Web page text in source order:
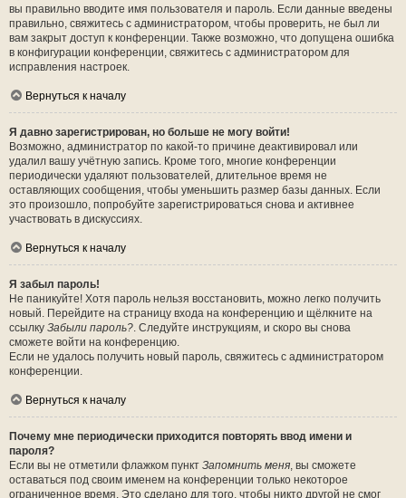
вы правильно вводите имя пользователя и пароль. Если данные введены
правильно, свяжитесь с администратором, чтобы проверить, не был ли
вам закрыт доступ к конференции. Также возможно, что допущена ошибка
в конфигурации конференции, свяжитесь с администратором для
исправления настроек.
Вернуться к началу
Я давно зарегистрирован, но больше не могу войти!
Возможно, администратор по какой-то причине деактивировал или
удалил вашу учётную запись. Кроме того, многие конференции
периодически удаляют пользователей, длительное время не
оставляющих сообщения, чтобы уменьшить размер базы данных. Если
это произошло, попробуйте зарегистрироваться снова и активнее
участвовать в дискуссиях.
Вернуться к началу
Я забыл пароль!
Не паникуйте! Хотя пароль нельзя восстановить, можно легко получить
новый. Перейдите на страницу входа на конференцию и щёлкните на
ссылку Забыли пароль?. Следуйте инструкциям, и скоро вы снова
сможете войти на конференцию.
Если не удалось получить новый пароль, свяжитесь с администратором
конференции.
Вернуться к началу
Почему мне периодически приходится повторять ввод имени и
пароля?
Если вы не отметили флажком пункт Запомнить меня, вы сможете
оставаться под своим именем на конференции только некоторое
ограниченное время. Это сделано для того, чтобы никто другой не смог